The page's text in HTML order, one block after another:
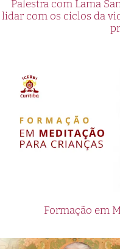
Palestra com Lama
lidar com os ciclos da
Formação em